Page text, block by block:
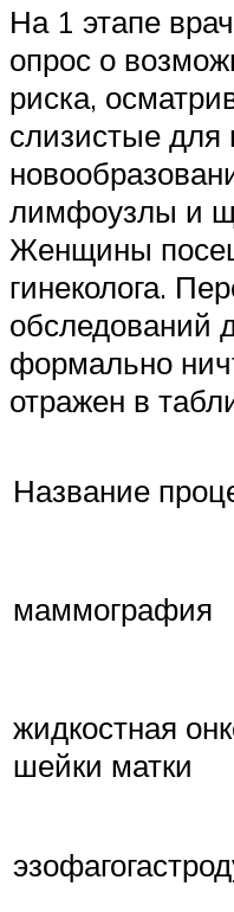
На 1 этапе
опрос о
риска,
слизистые для
лимфоузлы и
Женщины
гинеколога.
обследований
формально
отражен в
Название
маммография
жидкостная
шейки матки